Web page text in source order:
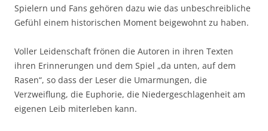
Spielern und Fans gehören dazu wie das unbeschreibliche
Gefühl einem historischen Moment beigewohnt zu haben.
Voller Leidenschaft frönen die Autoren in ihren Texten
ihren Erinnerungen und dem Spiel „da unten, auf dem
Rasen“, so dass der Leser die Umarmungen, die
Verzweiflung, die Euphorie, die Niedergeschlagenheit am
eigenen Leib miterleben kann.